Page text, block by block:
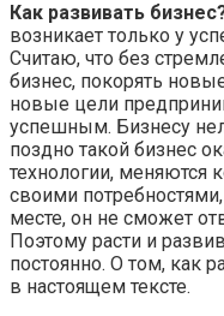
Как развивать бизнес
возникает только у
Считаю, что без
бизнес, покорять
новые цели
успешным. Бизнесу
поздно такой бизнес
технологии, меняются
своими
месте, он не сможет
Поэтому расти и
постоянно. О том, как
в настоящем тексте.